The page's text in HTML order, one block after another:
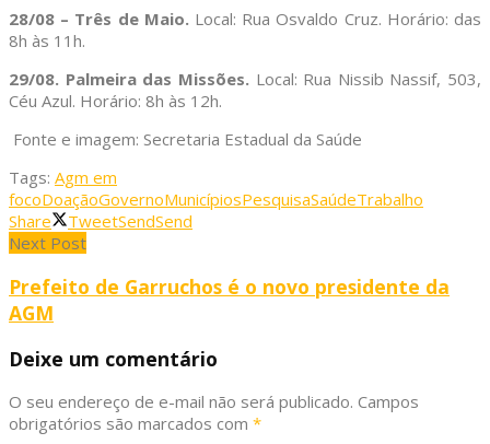
28/08 – Três de Maio. Local: Rua Osvaldo Cruz. Horário: das
8h às 11h.
29/08. Palmeira das Missões. Local: Rua Nissib Nassif, 503,
Céu Azul. Horário: 8h às 12h.
Fonte e imagem: Secretaria Estadual da Saúde
Tags: Agm em
focoDoaçãoGovernoMunicípiosPesquisaSaúdeTrabalho
Share
TweetSendSend
Next Post
Prefeito de Garruchos é o novo presidente da
AGM
Deixe um comentário
O seu endereço de e-mail não será publicado. Campos
obrigatórios são marcados com *